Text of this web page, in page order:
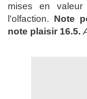
mises en
l'olfaction. Note
note plaisir 16.5.